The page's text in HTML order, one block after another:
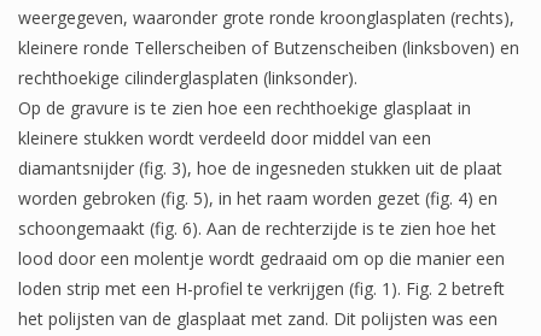
weergegeven, waaronder grote ronde kroonglasplaten (rechts),
kleinere ronde Tellerscheiben of Butzenscheiben (linksboven) en
rechthoekige cilinderglasplaten (linksonder).
Op de gravure is te zien hoe een rechthoekige glasplaat in
kleinere stukken wordt verdeeld door middel van een
diamantsnijder (fig. 3), hoe de ingesneden stukken uit de plaat
worden gebroken (fig. 5), in het raam worden gezet (fig. 4) en
schoongemaakt (fig. 6). Aan de rechterzijde is te zien hoe het
lood door een molentje wordt gedraaid om op die manier een
loden strip met een H-profiel te verkrijgen (fig. 1). Fig. 2 betreft
het polijsten van de glasplaat met zand. Dit polijsten was een